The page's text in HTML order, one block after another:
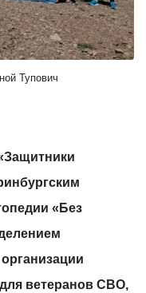
Тупович
«Без
ветеранов СВО,